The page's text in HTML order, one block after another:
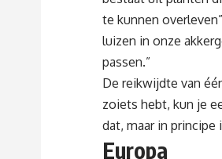
te kunnen
luizen in onze
passen.”
De reikwijdte van
zoiets hebt, kun je
dat, maar in principe
Europa